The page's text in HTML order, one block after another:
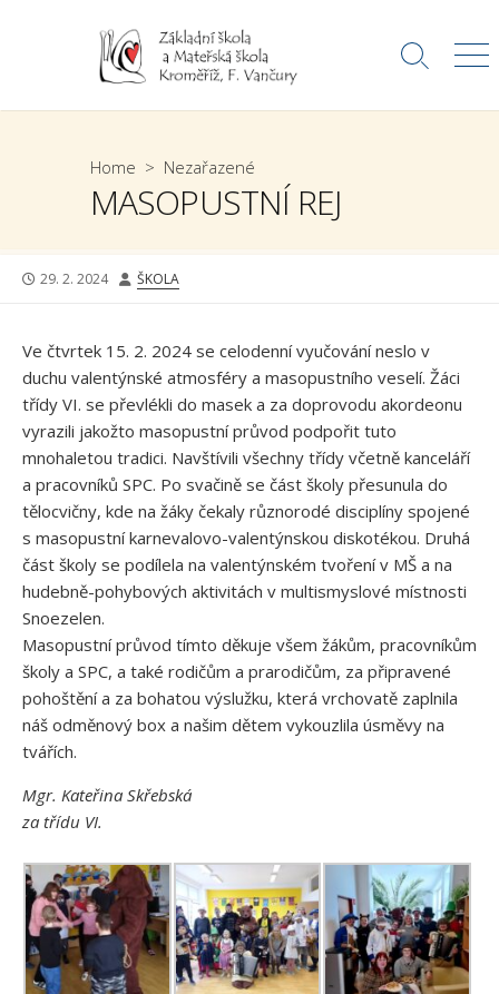
Search
Home > Nezařazené
MASOPUSTNÍ REJ
PUBLISHED
29. 2. 2024 AUTHOR
ŠKOLA
Ve čtvrtek 15. 2. 2024 se celodenní vyučování neslo v
duchu valentýnské atmosféry a masopustního veselí. Žáci
třídy VI. se převlékli do masek a za doprovodu akordeonu
vyrazili jakožto masopustní průvod podpořit tuto
mnohaletou tradici. Navštívili všechny třídy včetně kanceláří
a pracovníků SPC. Po svačině se část školy přesunula do
tělocvičny, kde na žáky čekaly různorodé disciplíny spojené
s masopustní karnevalovo-valentýnskou diskotékou. Druhá
část školy se podílela na valentýnském tvoření v MŠ a na
hudebně-pohybových aktivitách v multismyslové místnosti
Snoezelen.
Masopustní průvod tímto děkuje všem žákům, pracovníkům
školy a SPC, a také rodičům a prarodičům, za připravené
pohoštění a za bohatou výslužku, která vrchovatě zaplnila
náš odměnový box a našim dětem vykouzlila úsměvy na
tvářích.
Mgr. Kateřina Skřebská
za třídu VI.